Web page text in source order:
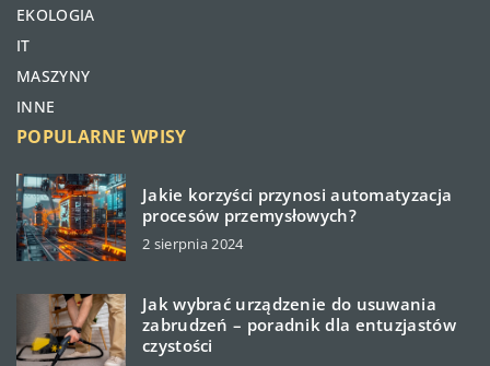
EKOLOGIA
IT
MASZYNY
INNE
POPULARNE WPISY
Jakie korzyści przynosi automatyzacja
procesów przemysłowych?
2 sierpnia 2024
Jak wybrać urządzenie do usuwania
zabrudzeń – poradnik dla entuzjastów
czystości